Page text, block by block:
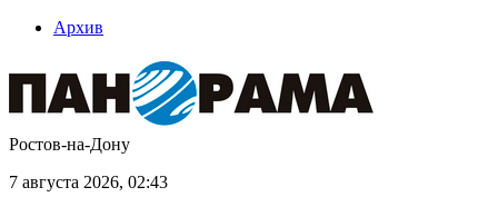
Архив
Ростов-на-Дону
7 августа 2026, 02:43